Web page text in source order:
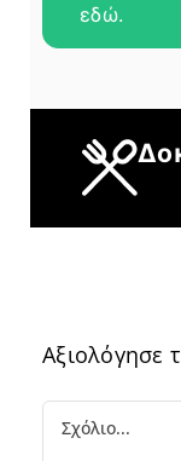
εδώ.
Αξιολόγησε
Comment